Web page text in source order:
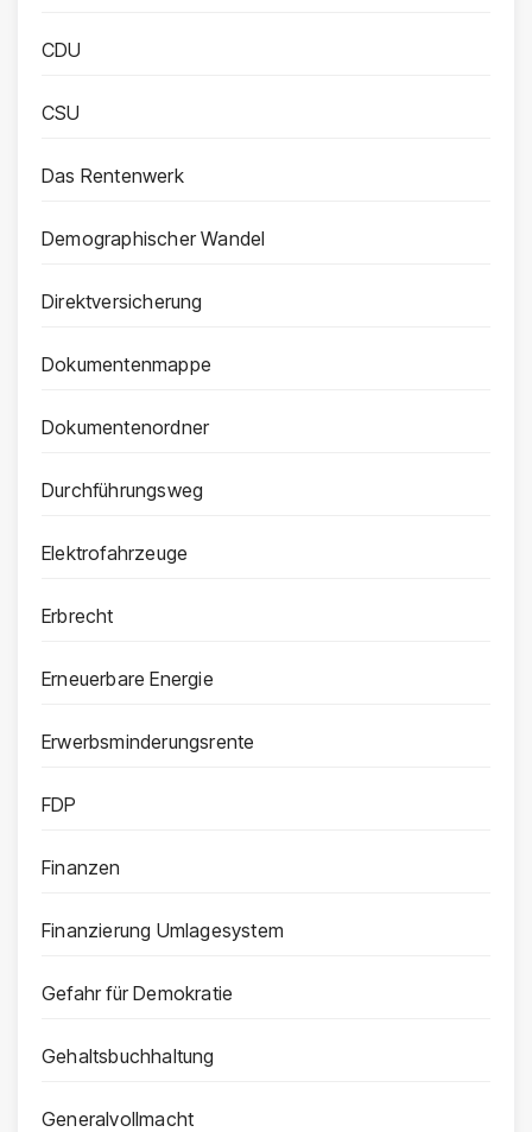
CDU
CSU
Das Rentenwerk
Demographischer Wandel
Direktversicherung
Dokumentenmappe
Dokumentenordner
Durchführungsweg
Elektrofahrzeuge
Erbrecht
Erneuerbare Energie
Erwerbsminderungsrente
FDP
Finanzen
Finanzierung Umlagesystem
Gefahr für Demokratie
Gehaltsbuchhaltung
Generalvollmacht